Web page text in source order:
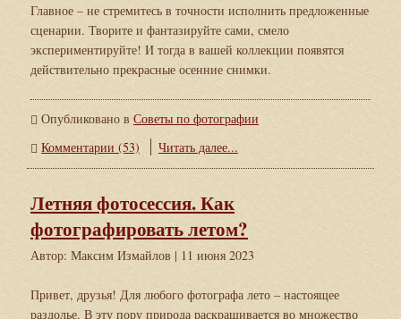
Главное – не стремитесь в точности исполнить предложенные
сценарии. Творите и фантазируйте сами, смело
экспериментируйте! И тогда в вашей коллекции появятся
действительно прекрасные осенние снимки.
Опубликовано в Советы по фотографии
Комментарии (53)
Читать далее...
Летняя фотосессия. Как
фотографировать летом?
Автор: Максим Измайлов | 11 июня 2023
Привет, друзья! Для любого фотографа лето – настоящее
раздолье. В эту пору природа раскрашивается во множество